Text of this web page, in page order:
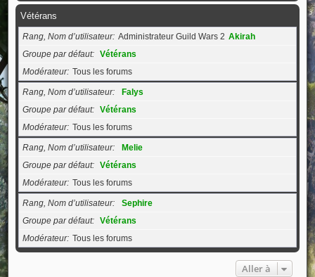
Vétérans
Rang, Nom d’utilisateur Administrateur Guild Wars 2 Akirah
Groupe par défaut
Vétérans
Modérateur Tous les forums
Rang, Nom d’utilisateur
Falys
Groupe par défaut
Vétérans
Modérateur Tous les forums
Rang, Nom d’utilisateur
Melie
Groupe par défaut
Vétérans
Modérateur Tous les forums
Rang, Nom d’utilisateur
Sephire
Groupe par défaut
Vétérans
Modérateur Tous les forums
Aller à